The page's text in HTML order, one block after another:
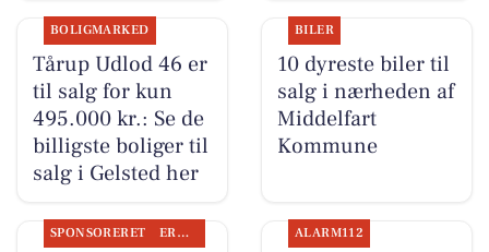
BOLIGMARKED
Tårup Udlod 46 er
til salg for kun
495.000 kr.: Se de
billigste boliger til
salg i Gelsted her
BILER
10 dyreste biler til
salg i nærheden af
Middelfart
Kommune
SPONSORERET ERHVERV ALARM112